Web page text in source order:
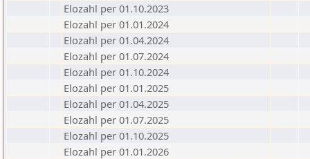
Elozahl per 01.10.2023
Elozahl per 01.01.2024
Elozahl per 01.04.2024
Elozahl per 01.07.2024
Elozahl per 01.10.2024
Elozahl per 01.01.2025
Elozahl per 01.04.2025
Elozahl per 01.07.2025
Elozahl per 01.10.2025
Elozahl per 01.01.2026